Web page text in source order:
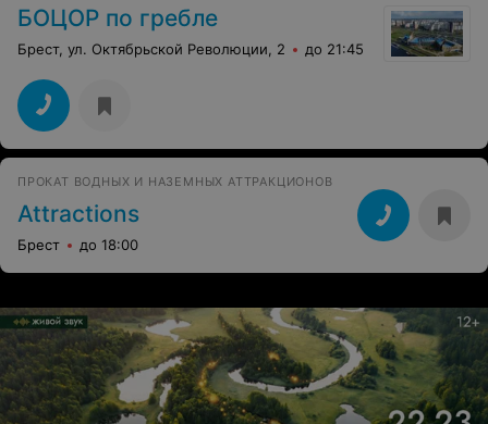
БОЦОР по гребле
Брест, ул. Октябрьской Революции, 2 до 21:45
ПРОКАТ ВОДНЫХ И НАЗЕМНЫХ АТТРАКЦИОНОВ
Attractions
Брест до 18:00